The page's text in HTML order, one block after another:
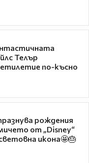
Телър
по-късно
рождения
от „Disney“
икона🤩🎂